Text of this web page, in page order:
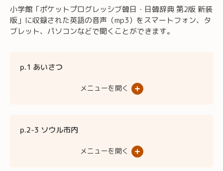
小学館「ポケットプログレッシブ韓日・日韓辞典 第2版 新装
版」に収録された英語の音声（mp3）をスマートフォン、タ
ブレット、パソコンなどで聞くことができます。
p.1 あいさつ
メニューを開く
p.2-3 ソウル市内
メニューを開く